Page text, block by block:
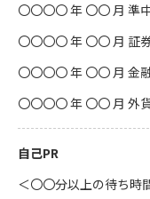
〇〇〇〇 年 〇〇 月 準
〇〇〇〇 年 〇〇 月 証
〇〇〇〇 年 〇〇 月 金
〇〇〇〇 年 〇〇 月 外
自己PR
＜〇〇分以上の待ち時